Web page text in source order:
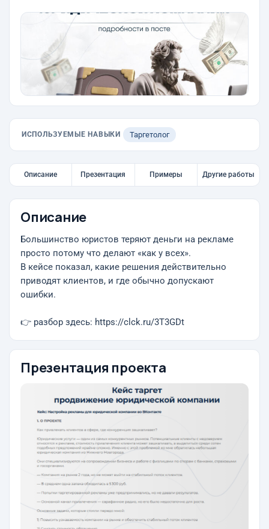
ИСПОЛЬЗУЕМЫЕ НАВЫКИ Таргетолог
Описание Презентация Примеры Другие работы
Описание
Большинство юристов теряют деньги на рекламе
просто потому что делают «как у всех».
В кейсе показал, какие решения действительно
приводят клиентов, и где обычно допускают
ошибки.
👉 разбор здесь: https://clck.ru/3T3GDt
Презентация проекта